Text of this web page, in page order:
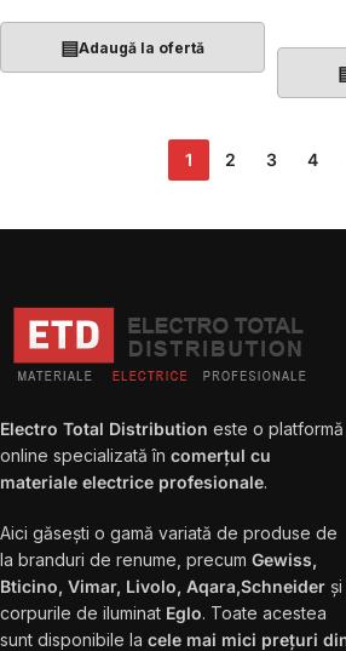
▤Adaugă la ofertă
1 2 3 4
Electro Total Distribution este o platformă
online specializată în comerțul cu
materiale electrice profesionale.
Aici găsești o gamă variată de produse de
la branduri de renume, precum Gewiss,
Bticino, Vimar, Livolo, Aqara,Schneider și
corpurile de iluminat Eglo. Toate acestea
sunt disponibile la cele mai mici prețuri